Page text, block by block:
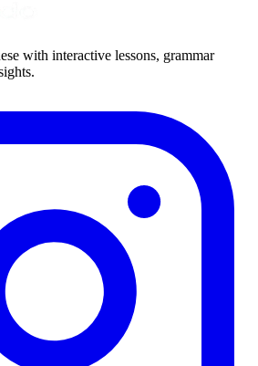
with interactive lessons, grammar